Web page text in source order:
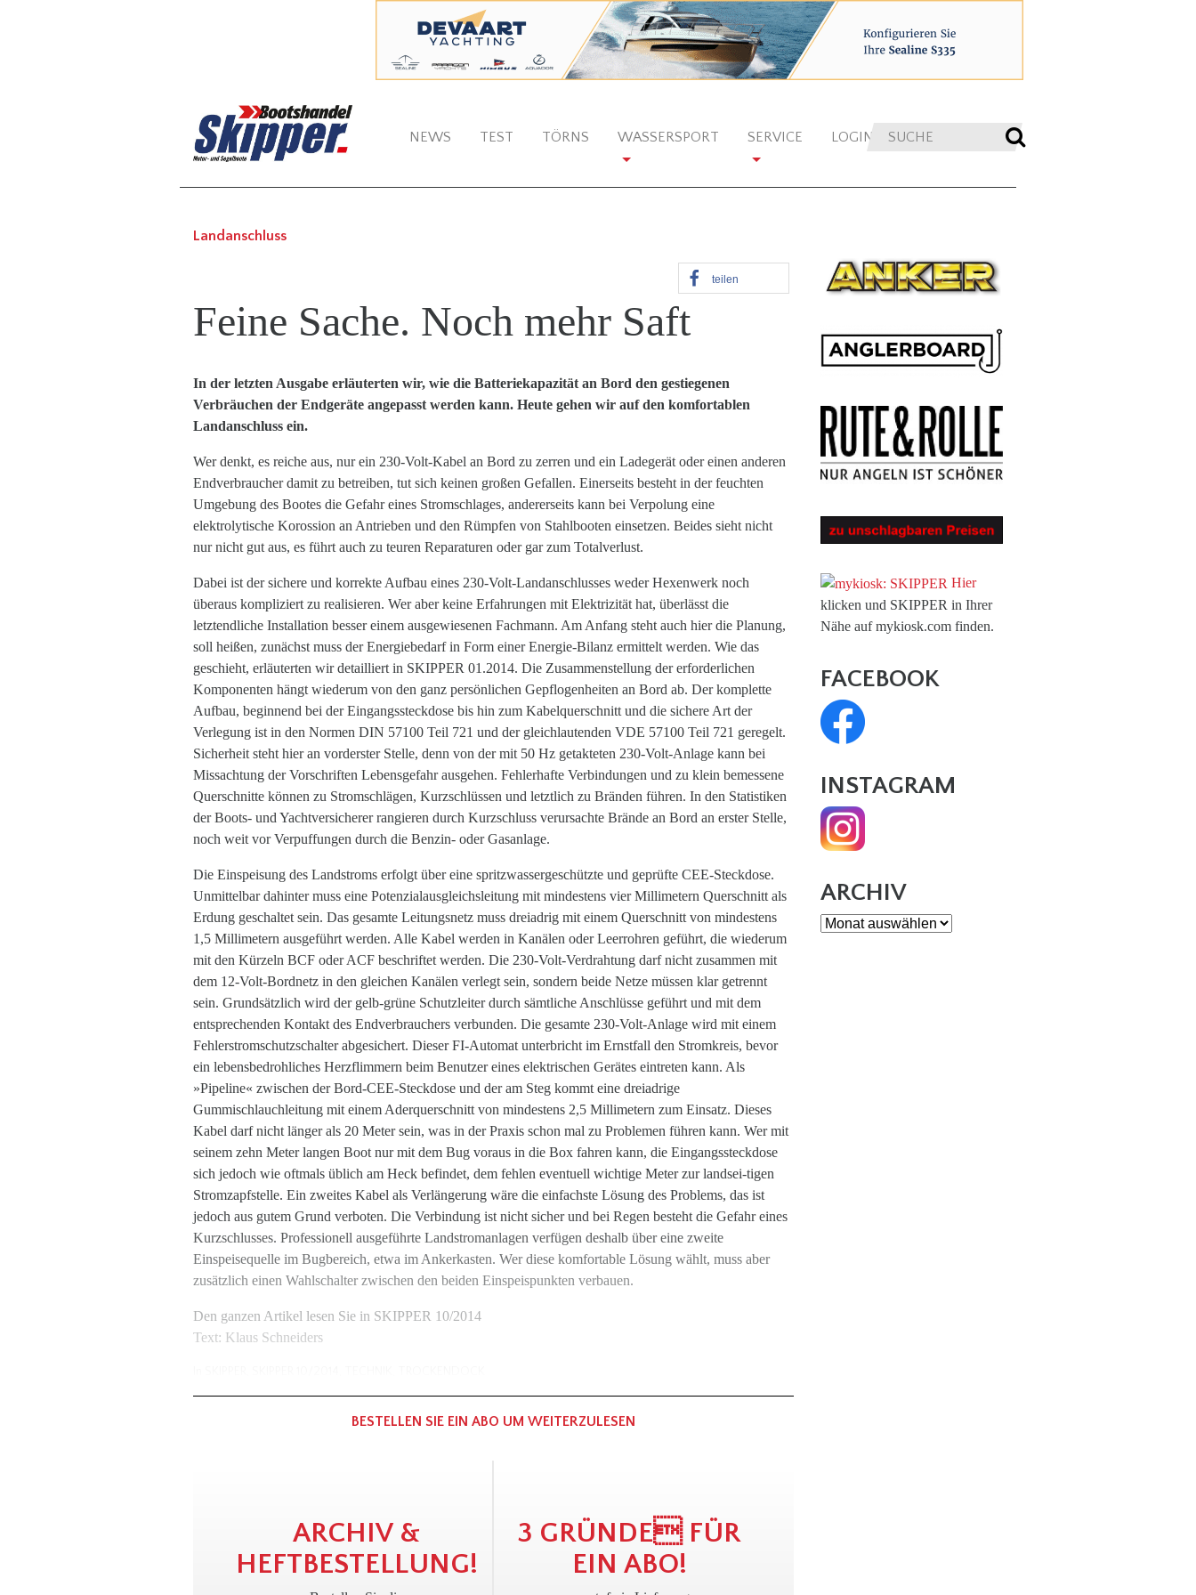
NEWS TEST TÖRNS WASSERSPORT SERVICE LOGIN
Landanschluss
teilen
Feine Sache. Noch mehr Saft
In der letzten Ausgabe erläuterten wir, wie die Batteriekapazität an Bord den gestiegenen
Verbräuchen der Endgeräte angepasst werden kann. Heute gehen wir auf den komfortablen
Landanschluss ein.
Wer denkt, es reiche aus, nur ein 230-Volt-Kabel an Bord zu zerren und ein Ladegerät oder einen anderen
Endverbraucher damit zu betreiben, tut sich keinen großen Gefallen. Einerseits besteht in der feuchten
Umgebung des Bootes die Gefahr eines Stromschlages, andererseits kann bei Verpolung eine
elektrolytische Korossion an Antrieben und den Rümpfen von Stahlbooten einsetzen. Beides sieht nicht
nur nicht gut aus, es führt auch zu teuren Reparaturen oder gar zum Totalverlust.
Dabei ist der sichere und korrekte Aufbau eines 230-Volt-Landanschlusses weder Hexenwerk noch
überaus kompliziert zu realisieren. Wer aber keine Erfahrungen mit Elektrizität hat, überlässt die
letztendliche Installation besser einem ausgewiesenen Fachmann. Am Anfang steht auch hier die Planung,
soll heißen, zunächst muss der Energiebedarf in Form einer Energie-Bilanz ermittelt werden. Wie das
geschieht, erläuterten wir detailliert in SKIPPER 01.2014. Die Zusammenstellung der erforderlichen
Komponenten hängt wiederum von den ganz persönlichen Gepflogenheiten an Bord ab. Der komplette
Aufbau, beginnend bei der Eingangssteckdose bis hin zum Kabelquerschnitt und die sichere Art der
Verlegung ist in den Normen DIN 57100 Teil 721 und der gleichlautenden VDE 57100 Teil 721 geregelt.
Sicherheit steht hier an vorderster Stelle, denn von der mit 50 Hz getakteten 230-Volt-Anlage kann bei
Missachtung der Vorschriften Lebensgefahr ausgehen. Fehlerhafte Verbindungen und zu klein bemessene
Querschnitte können zu Stromschlägen, Kurzschlüssen und letztlich zu Bränden führen. In den Statistiken
der Boots- und Yachtversicherer rangieren durch Kurzschluss verursachte Brände an Bord an erster Stelle,
noch weit vor Verpuffungen durch die Benzin- oder Gasanlage.
Die Einspeisung des Landstroms erfolgt über eine spritzwassergeschützte und geprüfte CEE-Steckdose.
Unmittelbar dahinter muss eine Potenzialausgleichsleitung mit mindestens vier Millimetern Querschnitt als
Erdung geschaltet sein. Das gesamte Leitungsnetz muss dreiadrig mit einem Querschnitt von mindestens
1,5 Millimetern ausgeführt werden. Alle Kabel werden in Kanälen oder Leerrohren geführt, die wiederum
mit den Kürzeln BCF oder ACF beschriftet werden. Die 230-Volt-Verdrahtung darf nicht zusammen mit
dem 12-Volt-Bordnetz in den gleichen Kanälen verlegt sein, sondern beide Netze müssen klar getrennt
sein. Grundsätzlich wird der gelb-grüne Schutzleiter durch sämtliche Anschlüsse geführt und mit dem
entsprechenden Kontakt des Endverbrauchers verbunden. Die gesamte 230-Volt-Anlage wird mit einem
Fehlerstromschutzschalter abgesichert. Dieser FI-Automat unterbricht im Ernstfall den Stromkreis, bevor
ein lebensbedrohliches Herzflimmern beim Benutzer eines elektrischen Gerätes eintreten kann. Als
»Pipeline« zwischen der Bord-CEE-Steckdose und der am Steg kommt eine dreiadrige
Gummischlauchleitung mit einem Aderquerschnitt von mindestens 2,5 Millimetern zum Einsatz. Dieses
Kabel darf nicht länger als 20 Meter sein, was in der Praxis schon mal zu Problemen führen kann. Wer mit
seinem zehn Meter langen Boot nur mit dem Bug voraus in die Box fahren kann, die Eingangssteckdose
sich jedoch wie oftmals üblich am Heck befindet, dem fehlen eventuell wichtige Meter zur landsei-tigen
Stromzapfstelle. Ein zweites Kabel als Verlängerung wäre die einfachste Lösung des Problems, das ist
jedoch aus gutem Grund verboten. Die Verbindung ist nicht sicher und bei Regen besteht die Gefahr eines
Kurzschlusses. Professionell ausgeführte Landstromanlagen verfügen deshalb über eine zweite
Einspeisequelle im Bugbereich, etwa im Ankerkasten. Wer diese komfortable Lösung wählt, muss aber
zusätzlich einen Wahlschalter zwischen den beiden Einspeispunkten verbauen.
Den ganzen Artikel lesen Sie in SKIPPER 10/2014
Text: Klaus Schneiders
BESTELLEN SIE EIN ABO UM WEITERZULESEN
ARCHIV &
HEFTBESTELLUNG!
3 GRÜNDE FÜR
EIN ABO!
Hier
klicken und SKIPPER in Ihrer
Nähe auf mykiosk.com finden.
FACEBOOK
INSTAGRAM
ARCHIV
Archiv